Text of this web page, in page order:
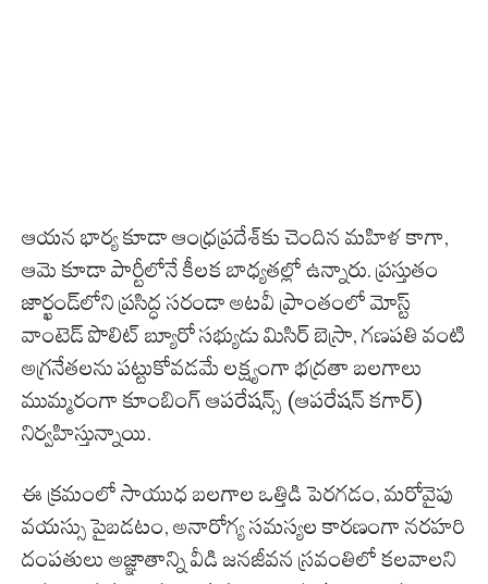
ఆయన భార్య కూడా ఆంధ్రప్రదేశ్‌కు చెందిన మహిళ కాగా,
ఆమె కూడా పార్టీలోనే కీలక బాధ్యతల్లో ఉన్నారు. ప్రస్తుతం
జార్ఖండ్‌లోని ప్రసిద్ధ సరండా అటవీ ప్రాంతంలో మోస్ట్
వాంటెడ్ పొలిట్ బ్యూరో సభ్యుడు మిసిర్ బెస్రా, గణపతి వంటి
అగ్రనేతలను పట్టుకోవడమే లక్ష్యంగా భద్రతా బలగాలు
ముమ్మరంగా కూంబింగ్ ఆపరేషన్స్ (ఆపరేషన్ కగార్)
నిర్వహిస్తున్నాయి.
ఈ క్రమంలో సాయుధ బలగాల ఒత్తిడి పెరగడం, మరోవైపు
వయస్సు పైబడటం, అనారోగ్య సమస్యల కారణంగా నరహరి
దంపతులు అజ్ఞాతాన్ని వీడి జనజీవన స్రవంతిలో కలవాలని